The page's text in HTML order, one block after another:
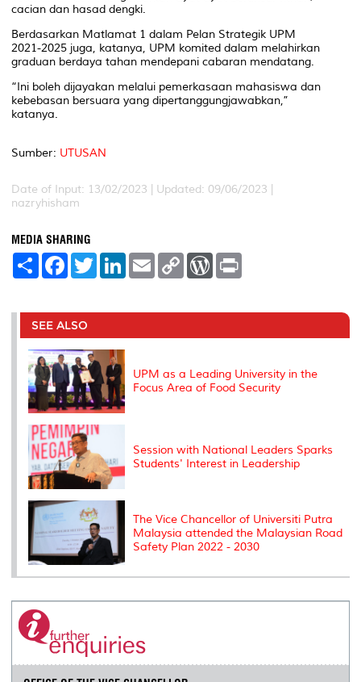
cacian dan hasad dengki.
Berdasarkan Matlamat 1 dalam Pelan Strategik UPM
2021-2025 juga, katanya, UPM komited dalam melahirkan
graduan berdaya tahan mendepani cabaran mendatang.
“Ini boleh dijayakan melalui pemerkasaan mahasiswa dan
kebebasan bersuara yang dipertanggungjawabkan,”
katanya.
Sumber: UTUSAN
Date of Input: 13/02/2023 | Updated: 09/06/2023 |
nazryhisham
MEDIA SHARING
S
e
F
a
b
o
o
k
T
w
t
r
L
e
I
E
m
l
C
L
n
W
P
e
t
SEE ALSO
UPM as a Leading University in the
Focus Area of ​​Food Security
Session with National Leaders Sparks
Students' Interest in Leadership
The Vice Chancellor of Universiti Putra
Malaysia attended the Malaysian Road
Safety Plan 2022 - 2030